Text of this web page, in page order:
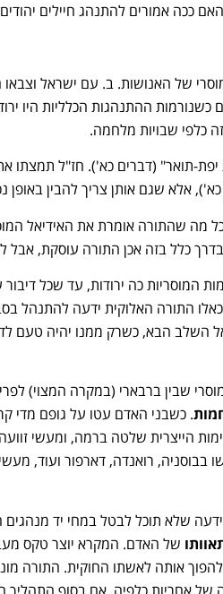
של האנושות. ב. עם ישראל וצבאו
ההתנהגות הכלליות היו
כלפי שבויות מלחמה.
תואר" (דברים כא'). חז"ל תמצתו
אלא שגם אותן צריך להבין באופן
מה שהתורה אומרת את האידיאל
כלל בזה אכן התורה עוסקת, אבל
המוסריות כה ירודות, עד שכל דיבור
התורה האלוקית ידעה להתנהל
השלב הבא, כשרק ממנו יהיה טעם
שבין ברבארי (במקרה המצוי)
. כשבני האדם עטו על גופם מדי
הייצרית שלטה ברמה, ומעשי זוועה
בבוסניה, רואנדה, דארפור ועוד,
שלא תוכל לבטל במחי יד מנהגים
של האדם. המקרא יוצר טקס
אותה לאשתו החוקית. התורה
של אחריות כלפיה. אם בסוף התהליך